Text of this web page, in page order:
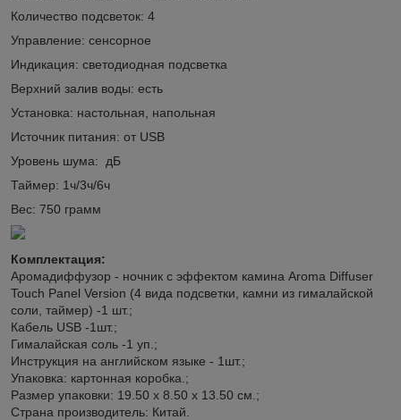
Количество подсветок: 4
Управление: сенсорное
Индикация: светодиодная подсветка
Верхний залив воды: есть
Установка: настольная, напольная
Источник питания: от USB
Уровень шума: дБ
Таймер: 1ч/3ч/6ч
Вес: 750 грамм
Комплектация:
Аромадиффузор - ночник с эффектом камина Aroma Diffuser
Touch Panel Version (4 вида подсветки, камни из гималайской
соли, таймер) -1 шт.;
Кабель USB -1шт.;
Гималайская соль -1 уп.;
Инструкция на английском языке - 1шт.;
Упаковка: картонная коробка.;
Размер упаковки: 19.50 х 8.50 х 13.50 см.;
Страна производитель: Китай.